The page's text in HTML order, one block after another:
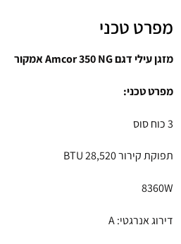
מפרט טכני
מזגן עילי דגם Amcor 350 NG אמקור
מפרט טכני:
3 כוח סוס
תפוקת קירור BTU 28,520
8360W
דירוג אנרגטי: A